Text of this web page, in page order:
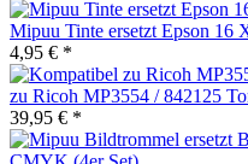
Mipuu Tinte ersetzt Epson 16
4,95 € *
zu Ricoh MP3554 / 842125
39,95 € *